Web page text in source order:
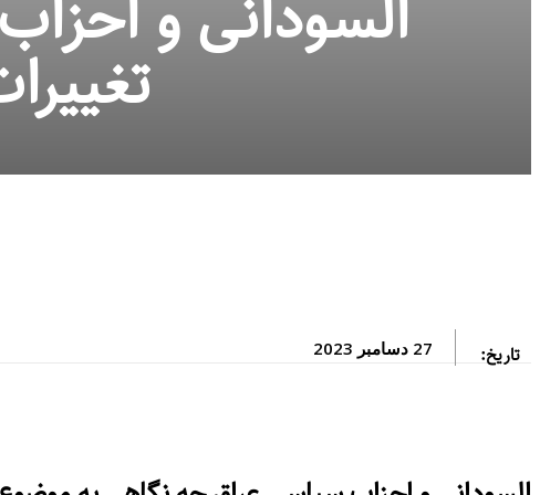
السودانی و
تاریخ: 27 دسامبر 2023